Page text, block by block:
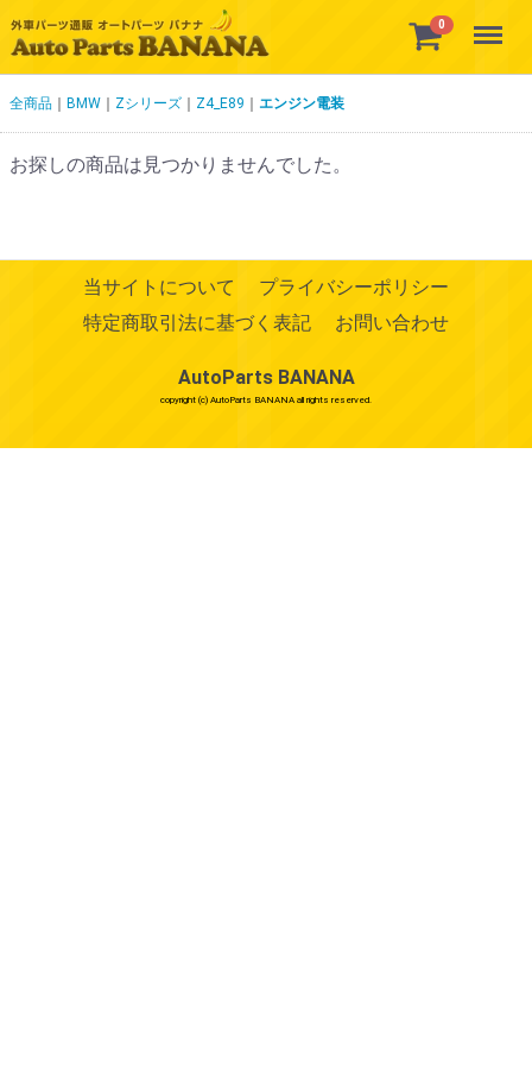
0 Menu
全商品 BMW Zシリーズ Z4_E89 エンジン電装
お探しの商品は見つかりませんでした。
当サイトについて
プライバシーポリシー
特定商取引法に基づく表記
お問い合わせ
AutoParts BANANA
copyright (c) AutoParts BANANA all rights reserved.